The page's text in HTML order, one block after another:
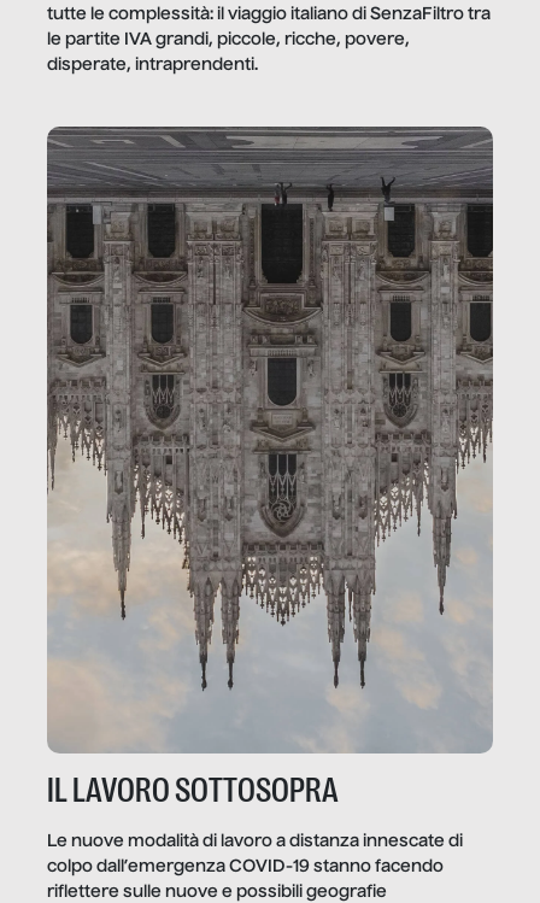
tutte le complessità: il viaggio italiano di SenzaFiltro tra
le partite IVA grandi, piccole, ricche, povere,
disperate, intraprendenti.
IL LAVORO SOTTOSOPRA
Le nuove modalità di lavoro a distanza innescate di
colpo dall’emergenza COVID-19 stanno facendo
riflettere sulle nuove e possibili geografie